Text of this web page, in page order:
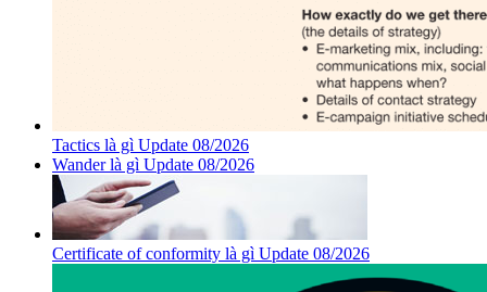
Tactics là gì Update 08/2026
Wander là gì Update 08/2026
Certificate of conformity là gì Update 08/2026